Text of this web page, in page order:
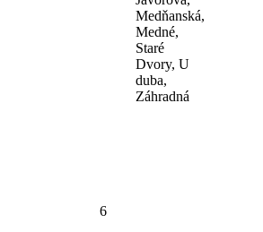
Medňanská,
Medné,
Staré
Dvory, U
duba,
Záhradná
6